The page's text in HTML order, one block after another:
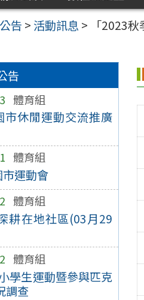
告 > 活動訊息 > 「2023
告
體育組
市休閒運動交流推廣
體育組
運動會
體育組
耕在地社區(03月29
體育組
學生運動暨參與匹克
調查